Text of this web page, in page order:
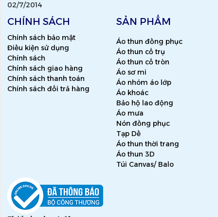
02/7/2014
CHÍNH SÁCH
Chính sách bảo mật
Điều kiện sử dụng
Chính sách
Chính sách giao hàng
Chính sách thanh toán
Chính sách đổi trả hàng
SẢN PHẨM
Áo thun đồng phục
Áo thun cổ trụ
Áo thun cổ tròn
Áo sơ mi
Áo nhóm áo lớp
Áo khoác
Bảo hộ lao động
Áo mưa
Nón đồng phục
Tạp Dề
Áo thun thời trang
Áo thun 3D
Túi Canvas/ Balo